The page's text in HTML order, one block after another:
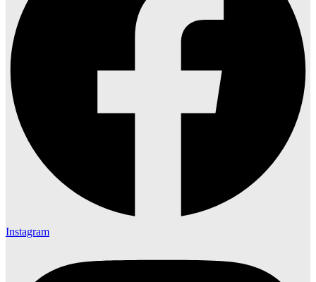
Instagram